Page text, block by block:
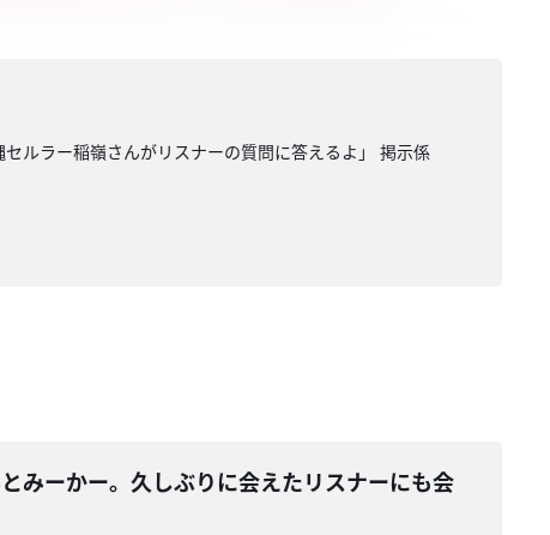
ルラー稲嶺さんがリスナーの質問に答えるよ」 掲示係
みーかー。久しぶりに会えたリスナーにも会